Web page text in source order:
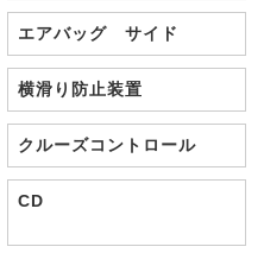
エアバッグ サイド
横滑り防止装置
クルーズコントロール
CD